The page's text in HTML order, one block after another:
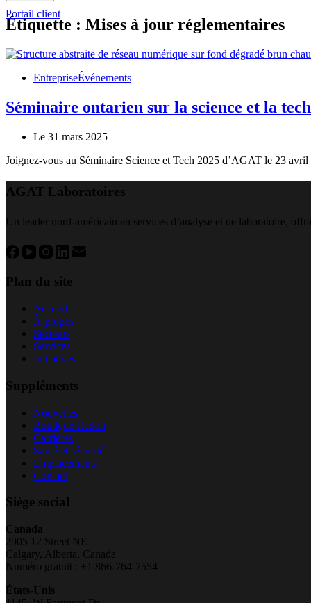
Portail client
Étiquette : Mises à jour réglementaires
EntrepriseÉvénements
Séminaire ontarien sur la science et la
Le 31 mars 2025
Joignez-vous au Séminaire Science et Tech 2025 d’AGAT le 23
AGAT Laboratoires
Un leader nord-américain en services d’analyse et de laboratoire,
Plan du site
Accueil
À propos
Secteurs
Services
Initiatives
Suppléments
Nouvelles
Boutique Radon
Carrières
Santé et sécurité
Emplacements
Contact
Siège social
Canada
2905 12 Street NE
Calgary, Alberta, Canada
Numéro gratuit : +1 866-764-7554
États-Unis